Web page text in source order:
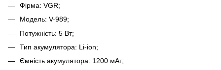
Фірма: VGR;
Модель: V-989;
Потужність: 5 Вт;
Тип акумулятора: Li-ion;
Ємність акумулятора: 1200 мАг;